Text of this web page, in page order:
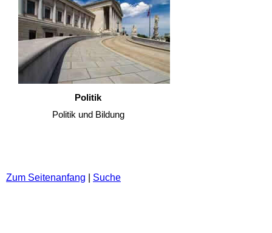
Politik
Politik und Bildung
Zum Seitenanfang Suche